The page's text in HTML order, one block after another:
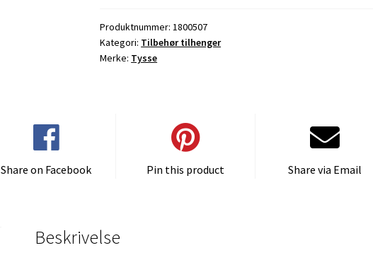
Produktnummer:1800507
Kategori: Tilbehør tilhenger
Merke: Tysse
Share on Facebook Pin this product Share via Email
Beskrivelse